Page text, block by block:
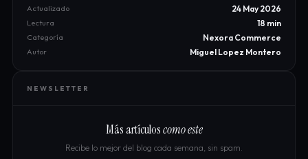
Actualizado 24 May 2026
Lectura 18 min
Categoría Nexora Commerce
Autor Miguel Lopez Montero
NEWSLETTER
Más artículoscomo este
Recibe lo mejor del blog cada semana, sin spam.